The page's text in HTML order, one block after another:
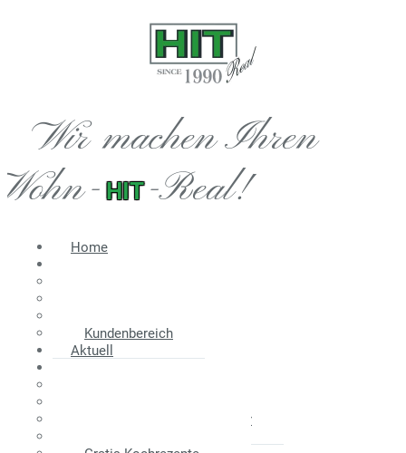
Wir machen Ihren
Wohn- HIT-Real!
Home
Kundenbereich
Aktuell
Maklerprovision - Verkäufer